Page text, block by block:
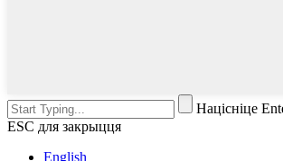
Націсніце
ESC для закрыцця
English